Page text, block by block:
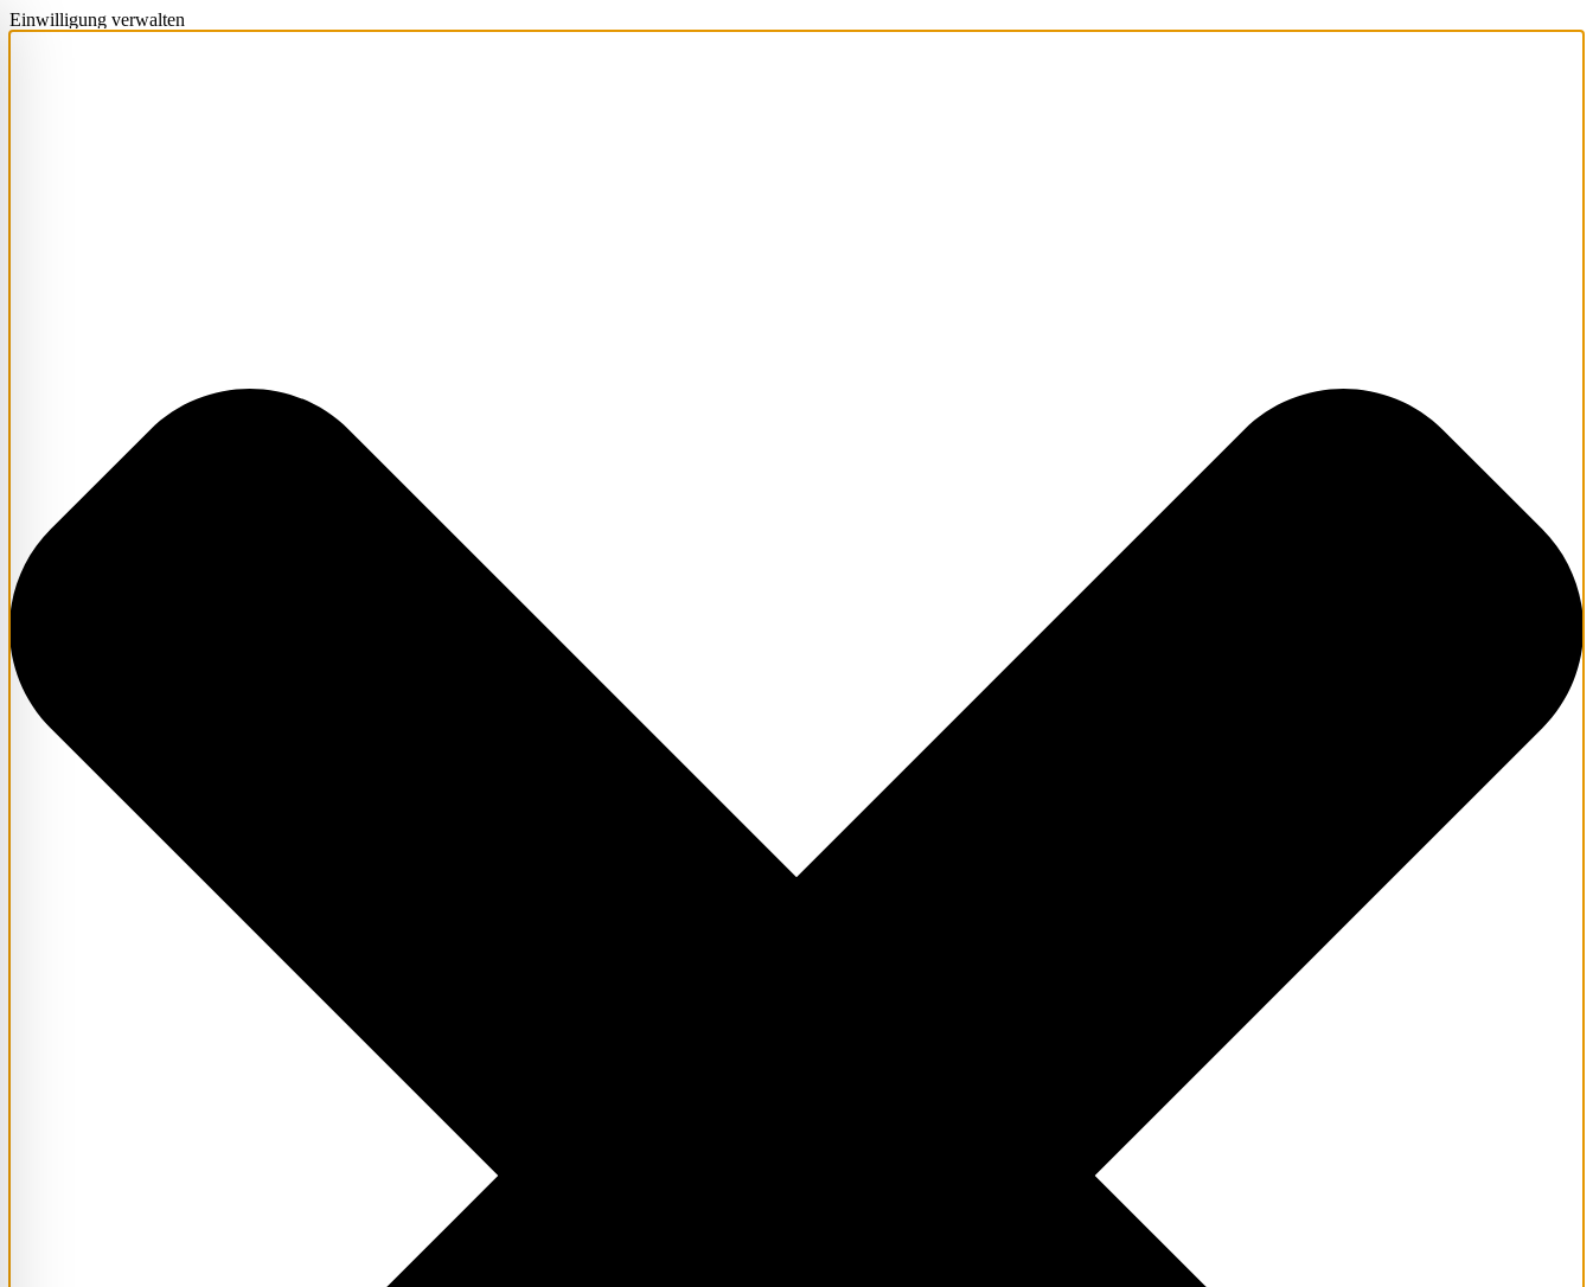
Einwilligung verwalten